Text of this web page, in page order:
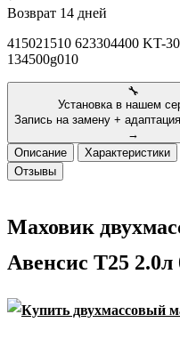
Возврат 14 дней
415021510 623304400 KT-
134500g010
🔧
Установка в нашем
Запись на замену +
→
Описание
Характеристики
Отзывы
Маховик
Авенсис T25 2.0л